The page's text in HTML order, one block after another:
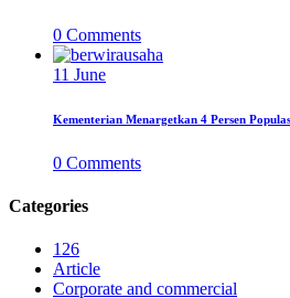
0 Comments
11 June
Kementerian Menargetkan 4 Persen
0 Comments
Categories
126
Article
Corporate and commercial